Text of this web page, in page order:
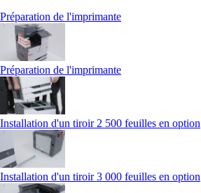
Préparation de l'imprimante
Préparation de l'imprimante
Installation d'un tiroir 2 500 feuilles en option
Installation d'un tiroir 3 000 feuilles en option